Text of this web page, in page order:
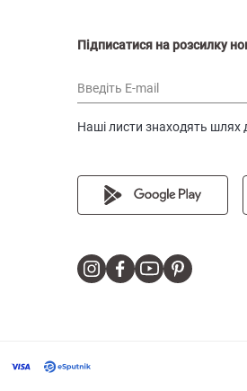
Підписатися на розсилку
Введіть E-mail
Наші листи знаходять шлях